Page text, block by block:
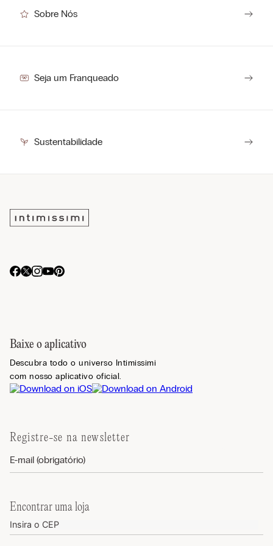
Sobre Nós
Seja um Franqueado
Sustentabilidade
Baixe o aplicativo
Descubra todo o universo Intimissimi
com nosso aplicativo oficial.
Registre-se na newsletter
Encontrar uma loja